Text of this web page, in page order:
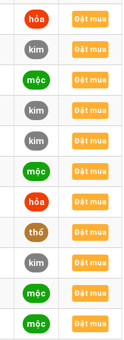
hỏa Đặt mua
kim Đặt mua
mộc Đặt mua
kim Đặt mua
kim Đặt mua
mộc Đặt mua
hỏa Đặt mua
thổ Đặt mua
kim Đặt mua
mộc Đặt mua
mộc Đặt mua